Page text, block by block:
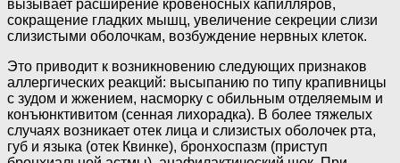
вызывает расширение кровеносных капилляров,
сокращение гладких мышц, увеличение секреции слизи
слизистыми оболочкам, возбуждение нервных клеток.
Это приводит к возникновению следующих признаков
аллергических реакций: высыпанию по типу крапивницы
с зудом и жжением, насморку с обильным отделяемым и
конъюнктивитом (сенная лихорадка). В более тяжелых
случаях возникает отек лица и слизистых оболочек рта,
губ и языка (отек Квинке), бронхоспазм (приступ